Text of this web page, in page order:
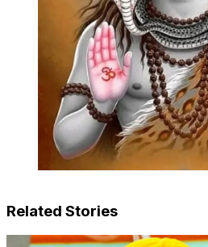
Related Stories